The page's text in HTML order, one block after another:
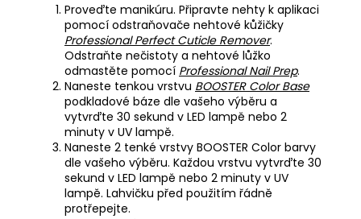
Proveďte manikúru. Připravte nehty k aplikaci
pomocí odstraňovače nehtové kůžičky
Professional Perfect Cuticle Remover.
Odstraňte nečistoty a nehtové lůžko
odmastěte pomocí Professional Nail Prep.
Naneste tenkou vrstvu BOOSTER Color Base
podkladové báze dle vašeho výběru a
vytvrďte 30 sekund v LED lampě nebo 2
minuty v UV lampě.
Naneste 2 tenké vrstvy BOOSTER Color barvy
dle vašeho výběru. Každou vrstvu vytvrďte 30
sekund v LED lampě nebo 2 minuty v UV
lampě. Lahvičku před použitím řádně
protřepejte.